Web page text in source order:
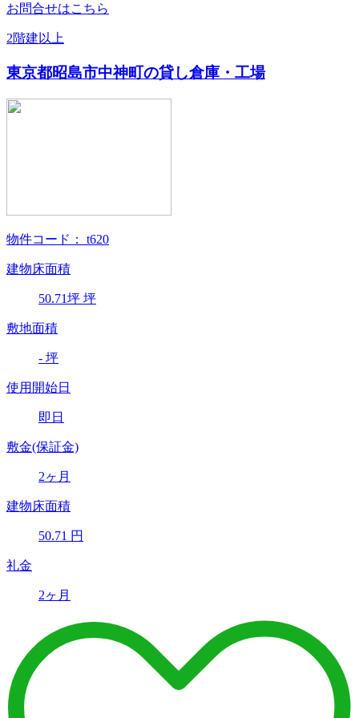
お問合せはこちら
2階建以上
東京都昭島市中神町の貸し倉庫・工場
物件コード： t620
建物床面積
50.71坪 坪
敷地面積
- 坪
使用開始日
即日
敷金(保証金)
2ヶ月
建物床面積
50.71 円
礼金
2ヶ月